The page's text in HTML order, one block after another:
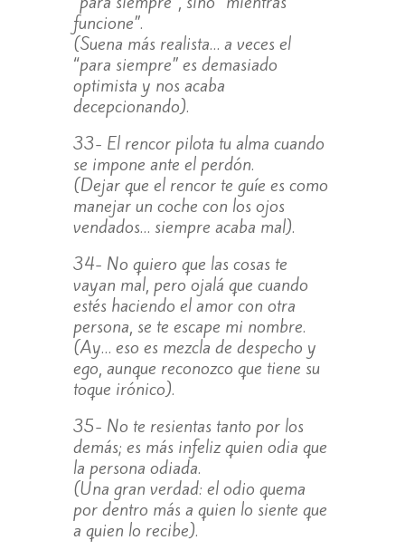
funcione”.
(Suena más realista… a veces el
“para siempre” es demasiado
optimista y nos acaba
decepcionando).
33- El rencor pilota tu alma cuando
se impone ante el perdón.
(Dejar que el rencor te guíe es como
manejar un coche con los ojos
vendados… siempre acaba mal).
34- No quiero que las cosas te
vayan mal, pero ojalá que cuando
estés haciendo el amor con otra
persona, se te escape mi nombre.
(Ay… eso es mezcla de despecho y
ego, aunque reconozco que tiene su
toque irónico).
35- No te resientas tanto por los
demás; es más infeliz quien odia que
la persona odiada.
(Una gran verdad: el odio quema
por dentro más a quien lo siente que
a quien lo recibe).